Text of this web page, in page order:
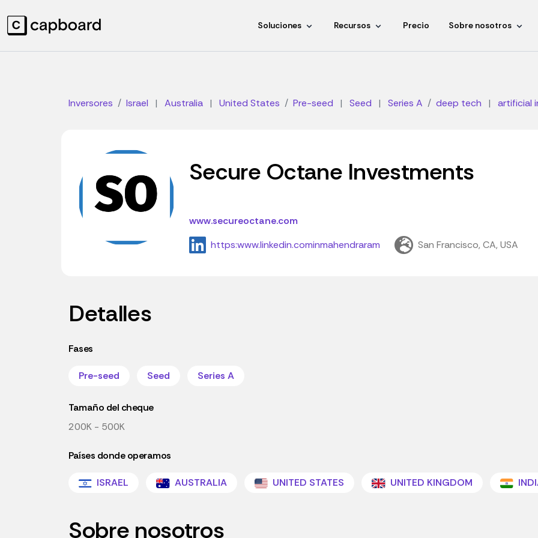
Soluciones Recursos Precio Sobre nosotros
Inversores Israel | Australia | United States Pre-seed | Seed | Series A deep tech | artificial
Secure Octane Investments
www.secureoctane.com
https:www.linkedin.cominmahendraram
San Francisco, CA, USA
Detalles
Fases
Pre-seed Seed Series A
Tamaño del cheque
200K - 500K
Países donde operamos
ISRAEL AUSTRALIA UNITED STATES UNITED KINGDOM
Sobre nosotros